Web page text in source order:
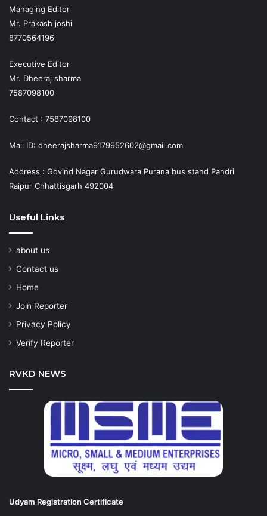
Managing Editor
Mr. Prakash joshi
8770564196
Executive Editor
Mr. Dheeraj sharma
7587098100
Contact : 7587098100
Mail ID: dheerajsharma9179952602@gmail.com
Address : Govind Nagar Gurudwara Purana bus stand Pandri
Raipur Chhattisgarh 492004
Useful Links
about us
Contact us
Home
Join Reporter
Privacy Policy
Verify Reporter
RVKD NEWS
Udyam Registration Certificate